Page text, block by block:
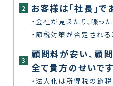
2 お客様は「社長」で
・会社が見えたり、喋っ
・節税対策が否定され
3
顧問料が安い、顧
全て貴方のせいです
・法人化は所得税の節